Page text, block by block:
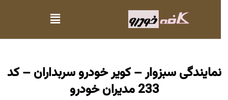
نمایندگی سبزوار – کویر خودرو سربداران – کد
233 مدیران خودرو